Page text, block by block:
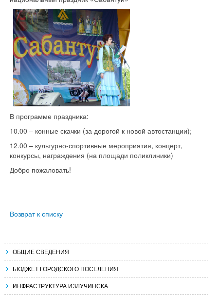
В программе праздника:
10.00 – конные скачки (за дорогой к новой автостанции);
12.00 – культурно-спортивные мероприятия, концерт,
конкурсы, награждения (на площади поликлиники)
Добро пожаловать!
Возврат к списку
ОБЩИЕ СВЕДЕНИЯ
БЮДЖЕТ ГОРОДСКОГО ПОСЕЛЕНИЯ
ИНФРАСТРУКТУРА ИЗЛУЧИНСКА